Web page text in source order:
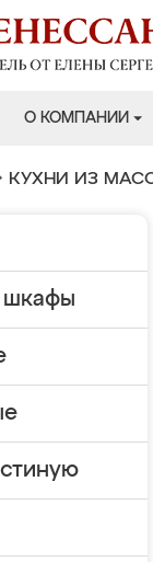
О КОМПАНИИ
КУХНИ ИЗ
шкафы